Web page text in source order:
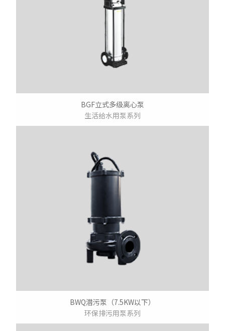
BGF立式多级离心泵
生活给水用泵系列
BWQ潜污泵（7.5KW以下）
环保排污用泵系列